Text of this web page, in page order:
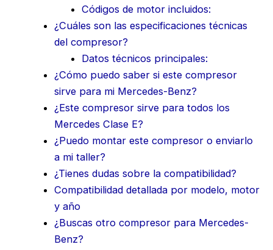
Códigos de motor incluidos:
¿Cuáles son las especificaciones técnicas
del compresor?
Datos técnicos principales:
¿Cómo puedo saber si este compresor
sirve para mi Mercedes-Benz?
¿Este compresor sirve para todos los
Mercedes Clase E?
¿Puedo montar este compresor o enviarlo
a mi taller?
¿Tienes dudas sobre la compatibilidad?
Compatibilidad detallada por modelo, motor
y año
¿Buscas otro compresor para Mercedes-
Benz?